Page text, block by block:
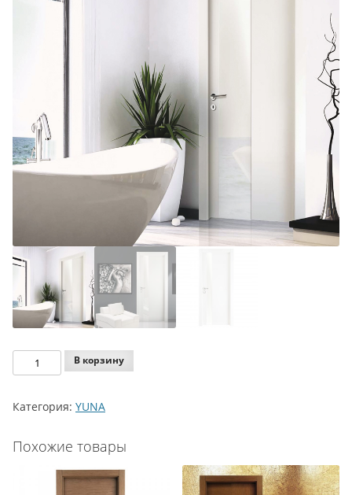
Количество
Agoprofil
Y21
SOFT
В корзину
Категория: YUNA
Похожие товары